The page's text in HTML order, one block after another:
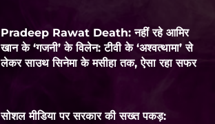
Pradeep Rawat Death: नहीं रहे आमिर
खान के ‘गजनी’ के विलेन: टीवी के ‘अश्वत्थामा’ से
लेकर साउथ सिनेमा के मसीहा तक, ऐसा रहा सफर
सोशल मीडिया पर सरकार की सख्त पकड़: